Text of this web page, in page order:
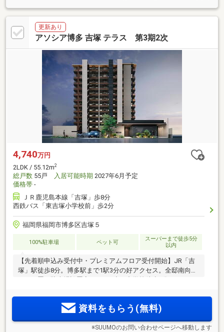
更新あり
アソシア博多 吉塚 テラス 第3期2次
4,740万円
2LDK / 55.12m2
総戸数 55戸 入居可能時期 2027年6月予定
価格帯 -
ＪＲ鹿児島本線「吉塚」歩8分
西鉄バス「東吉塚小学校前」歩2分
福岡県福岡市博多区吉塚５
100%駐車場 ペット可
スーパーまで徒歩5分
以内
【先着順申込み受付中・プレミアムフロア受付開始】JR「吉
塚」駅徒歩8分。博多駅まで1駅3分の好アクセス。全邸南向
資料をもらう(無料)
※SUUMOのお問い合わせページへ移動します